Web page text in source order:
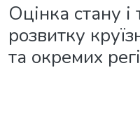
Оцінка стану і
розвитку
та окремих